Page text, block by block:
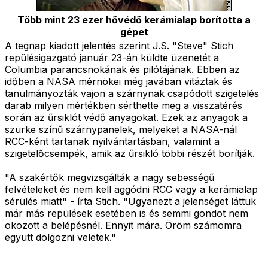
Több mint 23 ezer hővédő kerámialap borította a
gépet
A tegnap kiadott jelentés szerint J.S. "Steve" Stich
repülésigazgató január 23-án küldte üzenetét a
Columbia parancsnokának és pilótájának. Ebben az
időben a NASA mérnökei még javában vitáztak és
tanulmányozták vajon a szárnynak csapódott szigetelés
darab milyen mértékben sérthette meg a visszatérés
során az űrsiklót védő anyagokat. Ezek az anyagok a
szürke színű szárnypanelek, melyeket a NASA-nál
RCC-ként tartanak nyilvántartásban, valamint a
szigetelőcsempék, amik az űrsikló többi részét borítják.
"A szakértők megvizsgálták a nagy sebességű
felvételeket és nem kell aggódni RCC vagy a kerámialap
sérülés miatt" - írta Stich. "Ugyanezt a jelenséget láttuk
már más repülések esetében is és semmi gondot nem
okozott a belépésnél. Ennyit mára. Öröm számomra
együtt dolgozni veletek."